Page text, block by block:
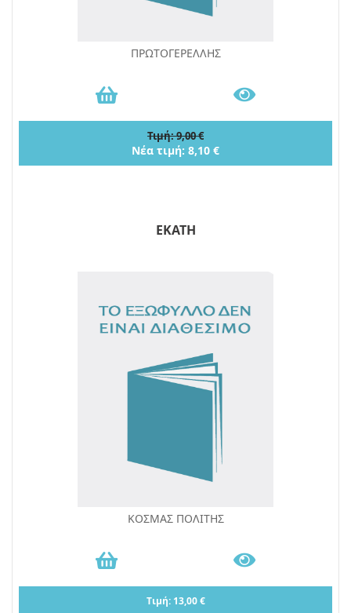
ΠΡΩΤΟΓΕΡΕΛΛΗΣ
Τιμή: 9,00 €
Νέα τιμή: 8,10 €
ΕΚΑΤΗ
ΚΟΣΜΑΣ ΠΟΛΙΤΗΣ
Τιμή: 13,00 €